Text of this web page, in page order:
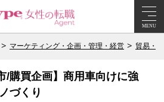
MENU
マーケティング・企画・管理・経営 貿易・
/購買企画】商⽤⾞向けに強
づくり